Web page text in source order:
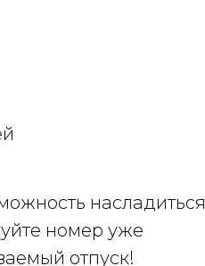
насладиться
номер уже
отпуск!